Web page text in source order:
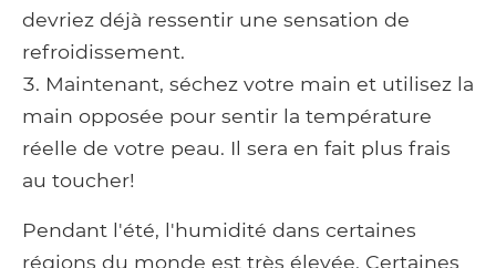
devriez déjà ressentir une sensation de
refroidissement.
Maintenant, séchez votre main et utilisez la
main opposée pour sentir la température
réelle de votre peau. Il sera en fait plus frais
au toucher!
Pendant l'été, l'humidité dans certaines
régions du monde est très élevée. Certaines